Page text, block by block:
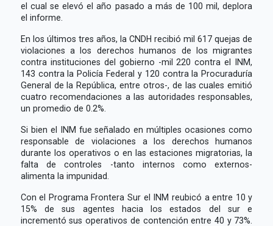
el cual se elevó el año pasado a más de 100 mil, deplora
el informe.
En los últimos tres años, la CNDH recibió mil 617 quejas de
violaciones a los derechos humanos de los migrantes
contra instituciones del gobierno -mil 220 contra el INM,
143 contra la Policía Federal y 120 contra la Procuraduría
General de la República, entre otros-, de las cuales emitió
cuatro recomendaciones a las autoridades responsables,
un promedio de 0.2%.
Si bien el INM fue señalado en múltiples ocasiones como
responsable de violaciones a los derechos humanos
durante los operativos o en las estaciones migratorias, la
falta de controles -tanto internos como externos-
alimenta la impunidad.
Con el Programa Frontera Sur el INM reubicó a entre 10 y
15% de sus agentes hacia los estados del sur e
incrementó sus operativos de contención entre 40 y 73%.